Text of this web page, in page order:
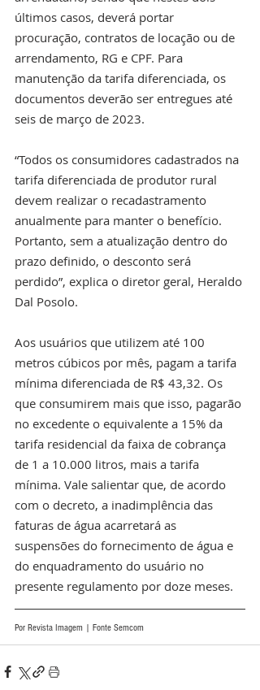
últimos casos, deverá portar
procuração, contratos de locação ou de
arrendamento, RG e CPF. Para
manutenção da tarifa diferenciada, os
documentos deverão ser entregues até
seis de março de 2023.
“Todos os consumidores cadastrados na
tarifa diferenciada de produtor rural
devem realizar o recadastramento
anualmente para manter o benefício.
Portanto, sem a atualização dentro do
prazo definido, o desconto será
perdido”, explica o diretor geral, Heraldo
Dal Posolo.
Aos usuários que utilizem até 100
metros cúbicos por mês, pagam a tarifa
mínima diferenciada de R$ 43,32. Os
que consumirem mais que isso, pagarão
no excedente o equivalente a 15% da
tarifa residencial da faixa de cobrança
de 1 a 10.000 litros, mais a tarifa
mínima. Vale salientar que, de acordo
com o decreto, a inadimplência das
faturas de água acarretará as
suspensões do fornecimento de água e
do enquadramento do usuário no
presente regulamento por doze meses.
Por Revista Imagem | Fonte Semcom